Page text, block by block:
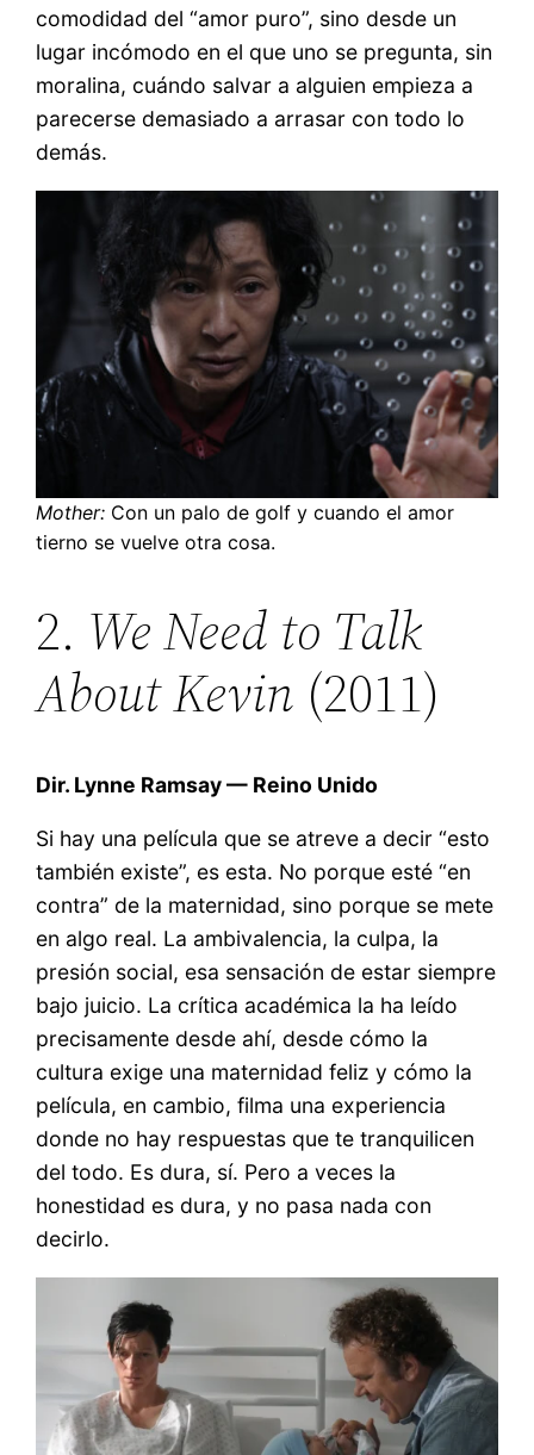
comodidad del “amor puro”, sino desde un
lugar incómodo en el que uno se pregunta, sin
moralina, cuándo salvar a alguien empieza a
parecerse demasiado a arrasar con todo lo
demás.
Mother: Con un palo de golf y cuando el amor
tierno se vuelve otra cosa.
2. We Need to Talk
About Kevin (2011)
Dir. Lynne Ramsay — Reino Unido
Si hay una película que se atreve a decir “esto
también existe”, es esta. No porque esté “en
contra” de la maternidad, sino porque se mete
en algo real. La ambivalencia, la culpa, la
presión social, esa sensación de estar siempre
bajo juicio. La crítica académica la ha leído
precisamente desde ahí, desde cómo la
cultura exige una maternidad feliz y cómo la
película, en cambio, filma una experiencia
donde no hay respuestas que te tranquilicen
del todo. Es dura, sí. Pero a veces la
honestidad es dura, y no pasa nada con
decirlo.